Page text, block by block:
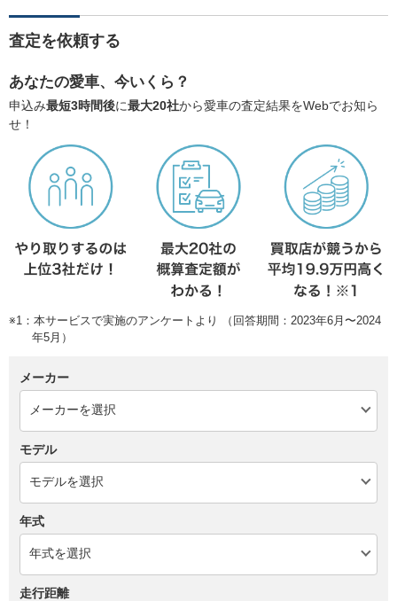
査定を依頼する
あなたの愛車、今いくら？
申込み最短3時間後に最大20社から愛車の査定結果をWebでお知ら
せ！
※1：本サービスで実施のアンケートより （回答期間：2023年6月〜2024
年5月）
メーカー
モデル
年式
走行距離